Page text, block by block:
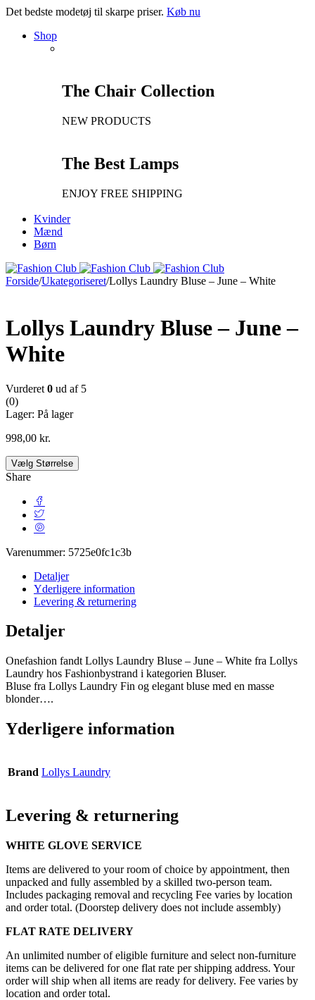
Det bedste modetøj til skarpe priser. Køb nu
Shop
The Chair Collection
NEW PRODUCTS
The Best Lamps
ENJOY FREE SHIPPING
Kvinder
Mænd
Børn
Forside/Ukategoriseret/Lollys Laundry Bluse – June – White
Lollys Laundry Bluse – June –
White
Vurderet 0 ud af 5
(0)
Lager: På lager
998,00 kr.
Vælg Størrelse
Share
Varenummer: 5725e0fc1c3b
Detaljer
Yderligere information
Levering & returnering
Detaljer
Onefashion fandt Lollys Laundry Bluse – June – White fra Lollys
Laundry hos Fashionbystrand i kategorien Bluser.
Bluse fra Lollys Laundry Fin og elegant bluse med en masse
blonder….
Yderligere information
Brand Lollys Laundry
Levering & returnering
WHITE GLOVE SERVICE
Items are delivered to your room of choice by appointment, then
unpacked and fully assembled by a skilled two-person team.
Includes packaging removal and recycling Fee varies by location
and order total. (Doorstep delivery does not include assembly)
FLAT RATE DELIVERY
An unlimited number of eligible furniture and select non-furniture
items can be delivered for one flat rate per shipping address. Your
order will ship when all items are ready for delivery. Fee varies by
location and order total.